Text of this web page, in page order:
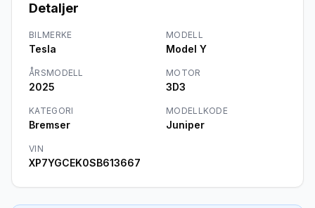
Detaljer
BILMERKE
Tesla
MODELL
Model Y
ÅRSMODELL
2025
MOTOR
3D3
KATEGORI
Bremser
MODELLKODE
Juniper
VIN
XP7YGCEK0SB613667